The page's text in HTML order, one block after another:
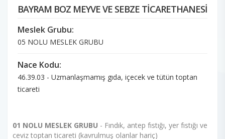
BAYRAM BOZ MEYVE VE SEBZE TİCARETHANESİ
Meslek Grubu:
05 NOLU MESLEK GRUBU
Nace Kodu:
46.39.03 - Uzmanlaşmamış gıda, içecek ve tütün toptan
ticareti
01 NOLU MESLEK GRUBU - Fındık, antep fıstığı, yer fıstığı ve
ceviz toptan ticareti (kavrulmuş olanlar hariç)